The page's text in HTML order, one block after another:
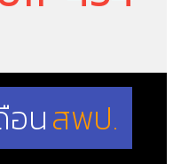
อนสพป.